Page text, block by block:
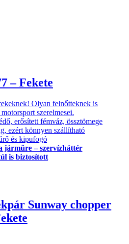
– Fekete
Olyan felnőtteknek is
szerelmesei.
erősített fémváz, össztömege
ezért könnyen szállítható
és kipufogó
járműre – szervízháttér
is biztosított
Sunway chopper